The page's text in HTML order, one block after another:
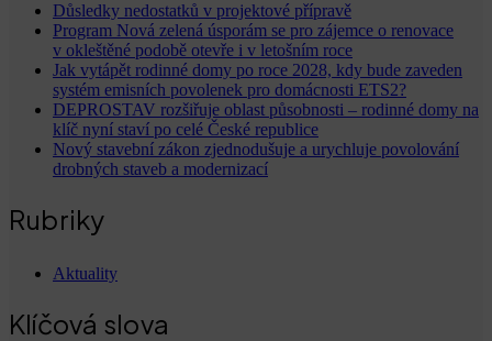
Důsledky nedostatků v projektové přípravě
Program Nová zelená úsporám se pro zájemce o renovace
v okleštěné podobě otevře i v letošním roce
Jak vytápět rodinné domy po roce 2028, kdy bude zaveden
systém emisních povolenek pro domácnosti ETS2?
DEPROSTAV rozšiřuje oblast působnosti – rodinné domy na
klíč nyní staví po celé České republice
Nový stavební zákon zjednodušuje a urychluje povolování
drobných staveb a modernizací
Rubriky
Aktuality
Klíčová slova